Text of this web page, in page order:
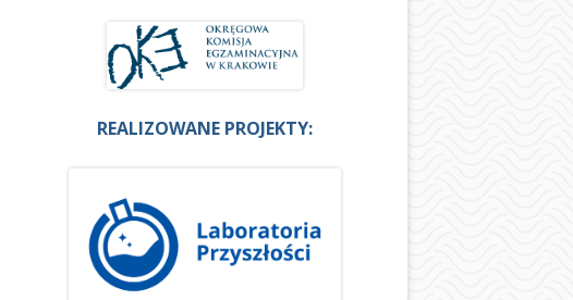
REALIZOWANE PROJEKTY: